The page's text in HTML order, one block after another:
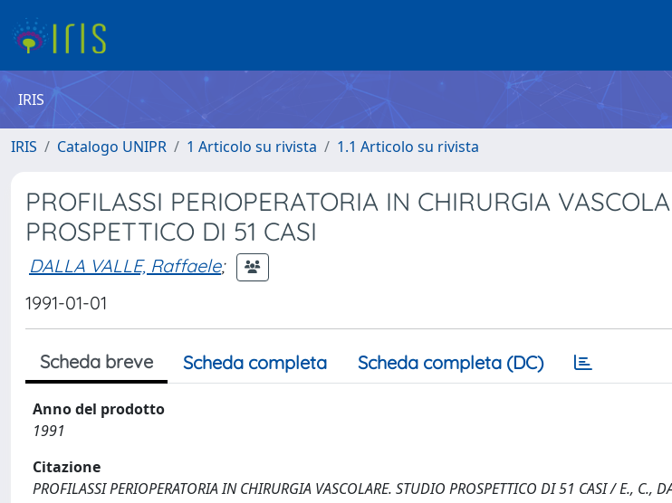
IRIS
IRIS Catalogo UNIPR 1 Articolo su rivista 1.1 Articolo su rivista
PROFILASSI PERIOPERATORIA IN CHIRURGIA
PROSPETTICO DI 51 CASI
DALLA VALLE, Raffaele;
1991-01-01
Scheda breve Scheda completa Scheda completa (DC)
Anno del prodotto
1991
Citazione
PROFILASSI PERIOPERATORIA IN CHIRURGIA VASCOLARE. STUDIO PROSPETTICO DI 51 CASI / E., C.,